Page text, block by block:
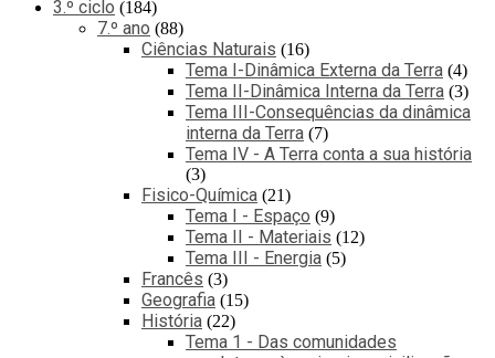
3.º ciclo 184
7.º ano 88
Ciências Naturais 16
Tema I-Dinâmica Externa da Terra 4
Tema II-Dinâmica Interna da Terra 3
Tema III-Consequências da dinâmica
interna da Terra 7
Tema IV - A Terra conta a sua história
3
Fisico-Química 21
Tema I - Espaço 9
Tema II - Materiais 12
Tema III - Energia 5
Francês 3
Geografia 15
História 22
Tema 1 - Das comunidades